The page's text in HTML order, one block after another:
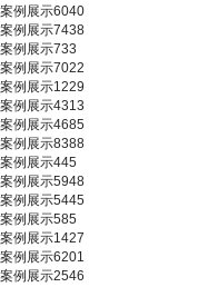
案例展示6040
案例展示7438
案例展示733
案例展示7022
案例展示1229
案例展示4313
案例展示4685
案例展示8388
案例展示445
案例展示5948
案例展示5445
案例展示585
案例展示1427
案例展示6201
案例展示2546